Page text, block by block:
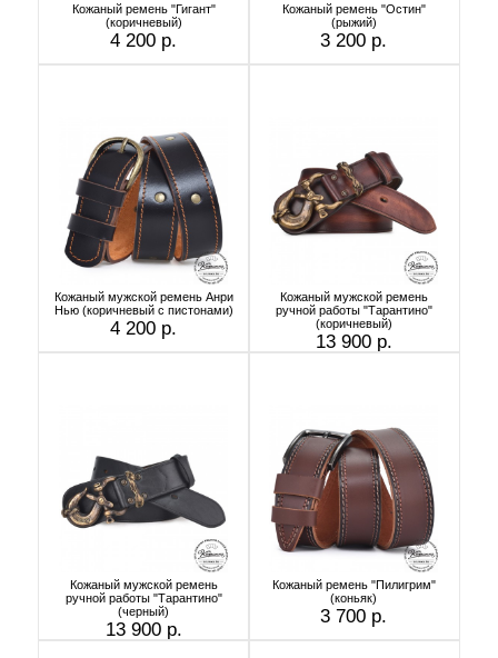
Кожаный ремень "Гигант"
(коричневый)
4 200 р.
Кожаный ремень "Остин"
(рыжий)
3 200 р.
Кожаный мужской ремень Анри
Нью (коричневый с пистонами)
4 200 р.
Кожаный мужской ремень
ручной работы "Тарантино"
(коричневый)
13 900 р.
Кожаный мужской ремень
ручной работы "Тарантино"
(черный)
13 900 р.
Кожаный ремень "Пилигрим"
(коньяк)
3 700 р.